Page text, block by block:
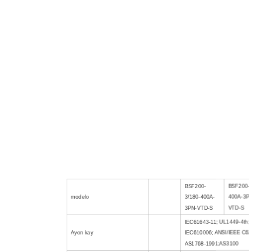
modelo
BSF200-
3/180-400A-
3PN-VTD-S
BSF200-3/
400A-3PN-
VTD-S
Ayon kay
IEC61643-11; UL1449-4th;
IEC610006; ANSI/IEEE C62.41;
AS1768-1991;AS3100